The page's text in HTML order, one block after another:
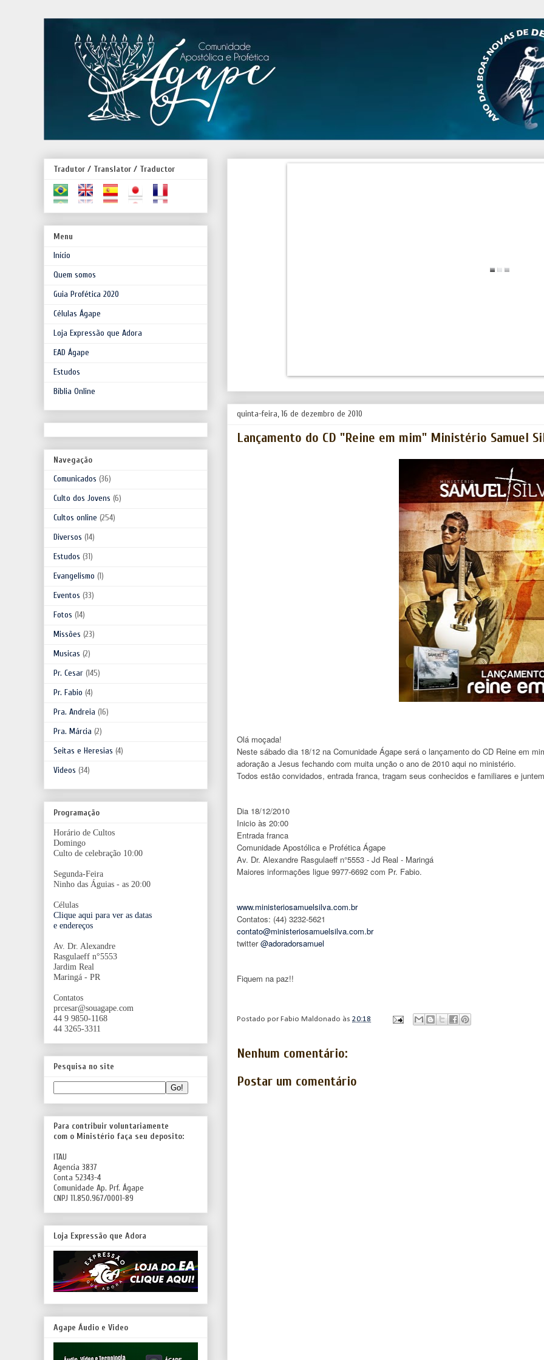
quinta-feira, 16 de dezembro de 2010
Lançamento do CD "Reine em mim" Ministério Samuel
Olá moçada!
Neste sábado dia 18/12 na Comunidade Ágape será o lançamento do CD Reine em
adoração a Jesus fechando com muita unção o ano de 2010 aqui no ministério.
Todos estão convidados, entrada franca, tragam seus conhecidos e familiares e
Dia 18/12/2010
Inicio às 20:00
Entrada franca
Comunidade Apostólica e Profética Ágape
Av. Dr. Alexandre Rasgulaeff n°5553 - Jd Real - Maringá
Maiores informações ligue 9977-6692 com Pr. Fabio.
www.ministeriosamuelsilva.com.br
Contatos: (44) 3232-5621
contato@ministeriosamuelsilva.com.br
twitter@adoradorsamuel
Fiquem na paz!!
Postado por Fabio Maldonado às 20:18
Nenhum comentário:
Postar um comentário
Tradutor / Translator / Traductor
Menu
Início
Quem somos
Guia Profética 2020
Células Ágape
Loja Expressão que Adora
EAD Ágape
Estudos
Bíblia Online
Navegação
Comunicados (36)
Culto dos Jovens (6)
Cultos online (254)
Diversos (14)
Estudos (31)
Evangelismo (1)
Eventos (33)
Fotos (14)
Missões (23)
Musicas (2)
Pr. Cesar (145)
Pr. Fabio (4)
Pra. Andreia (16)
Pra. Márcia (2)
Seitas e Heresias (4)
Videos (34)
Programação
Horário de Cultos
Domingo
Culto de celebração 10:00
Segunda-Feira
Ninho das Águias - as 20:00
Células
Clique aqui para ver as datas
e endereços
Av. Dr. Alexandre
Rasgulaeff n°5553
Jardim Real
Maringá - PR
Contatos
prcesar@souagape.com
44 9 9850-1168
44 3265-3311
Pesquisa no site
Para contribuir voluntariamente
com o Ministério faça seu deposito:
ITAU
Agencia 3837
Conta 52343-4
Comunidade Ap. Prf. Ágape
CNPJ 11.850.967/0001-89
Loja Expressão que Adora
Agape Áudio e Video